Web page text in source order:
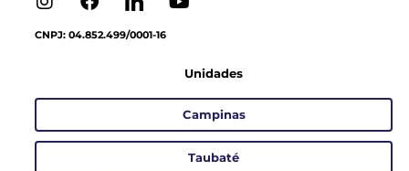
CNPJ: 04.852.499/0001-16
Unidades
Campinas
Taubaté